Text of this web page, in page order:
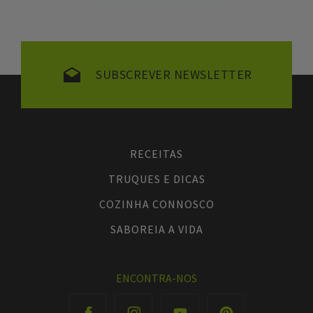
SUBSCREVER NEWSLETTER
RECEITAS
TRUQUES E DICAS
COZINHA CONNOSCO
SABOREIA A VIDA
ENCONTRA-NOS